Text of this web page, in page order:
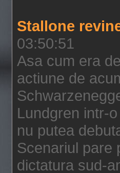
Stallone
03:50:51
Asa cum era
actiune de
Lundgren intr-
nu putea
Scenariul pare
dictatura sud-